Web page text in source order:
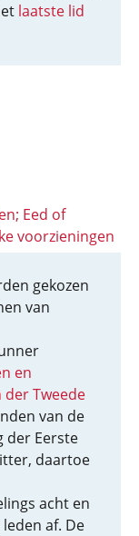
laatste lid
Eed of
voorzieningen
gekozen
van
en
Tweede
van de
der Eerste
daartoe
acht en
af. De